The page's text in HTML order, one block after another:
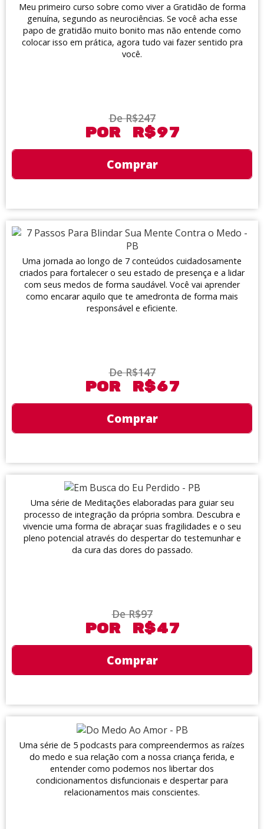
Meu primeiro curso sobre como viver a Gratidão de forma
genuína, segundo as neurociências. Se você acha esse
papo de gratidão muito bonito mas não entende como
colocar isso em prática, agora tudo vai fazer sentido pra
você.
De R$247
Por R$97
Comprar
Uma jornada ao longo de 7 conteúdos cuidadosamente
criados para fortalecer o seu estado de presença e a lidar
com seus medos de forma saudável. Você vai aprender
como encarar aquilo que te amedronta de forma mais
responsável e eficiente.
De R$147
Por R$67
Comprar
Uma série de Meditações elaboradas para guiar seu
processo de integração da própria sombra. Descubra e
vivencie uma forma de abraçar suas fragilidades e o seu
pleno potencial através do despertar do testemunhar e
da cura das dores do passado.
De R$97
Por R$47
Comprar
Uma série de 5 podcasts para compreendermos as raízes
do medo e sua relação com a nossa criança ferida, e
entender como podemos nos libertar dos
condicionamentos disfuncionais e despertar para
relacionamentos mais conscientes.